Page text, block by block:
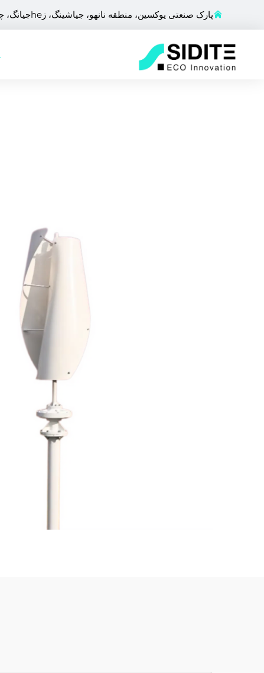
پارک صنعتی یوکسین، منطقه نانهو، جیاشینگ، زheجیانگ، چین